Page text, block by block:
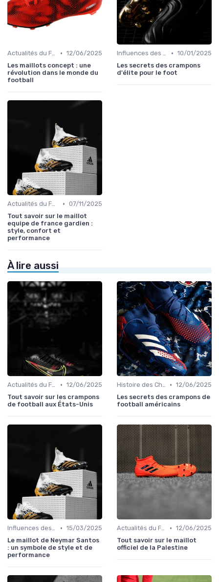
Actualités du Football et Nouveautés • 12/06/2025
Les maillots concept : une
révolution dans le monde du
football
Influences des Joueurs Professionnels • 10/01/2025
Les secrets des crampons
d'élite pour le foot
Actualités du Football et Nouveautés • 07/11/2025
Tout savoir sur le maillot
equipe de france gardien :
style, confort et
performance
À lire aussi
Actualités du Football et Nouveautés • 12/06/2025
Tout savoir sur les crampons
de football aux États-Unis
Histoire des Chaussures de Football • 12/06/2025
Les secrets des crampons de
football américains
Influences des Joueurs Professionnels • 15/03/2025
Le maillot de Neymar Santos
: un symbole de style et de
performance
Actualités du Football et Nouveautés • 12/06/2025
Tout savoir sur le maillot
officiel de la Palestine